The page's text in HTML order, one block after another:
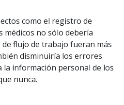
como el registro de
médicos no sólo debería
flujo de trabajo fueran más
disminuiría los errores
la información personal de los
nunca.